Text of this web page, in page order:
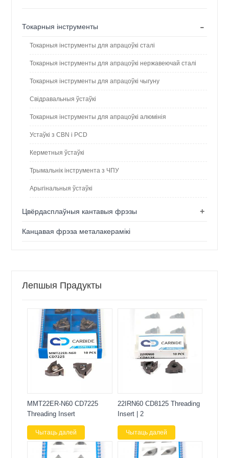
-
Токарныя інструменты
Токарныя інструменты для апрацоўкі сталі
Токарныя інструменты для апрацоўкі нержавеючай сталі
Токарныя інструменты для апрацоўкі чыгуну
Свідравальныя ўстаўкі
Токарныя інструменты для апрацоўкі алюмінія
Устаўкі з CBN і PCD
Керметныя ўстаўкі
Трымальнік інструмента з ЧПУ
Арыгінальныя ўстаўкі
+
Цвёрдасплаўныя кантавыя фрэзы
Канцавая фрэза металакерамікі
Лепшыя Прадукты
MMT22ER-N60 CD7225
Threading Insert
Чытаць далей
22IRN60 CD8125 Threading
Insert | 2
Чытаць далей